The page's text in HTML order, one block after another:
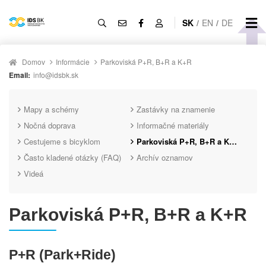
SK / EN / DE
Domov Informácie Parkoviská P+R, B+R a K+R
Email: info@idsbk.sk
Mapy a schémy
Zastávky na znamenie
Nočná doprava
Informačné materiály
Cestujeme s bicyklom
Parkoviská P+R, B+R a K+R
Často kladené otázky (FAQ)
Archív oznamov
Videá
Parkoviská P+R, B+R a K+R
P+R (Park+Ride)